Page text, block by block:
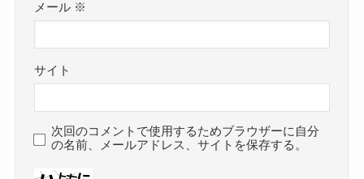
メール ※
サイト
次回のコメントで使用するためブラウザーに自分
の名前、メールアドレス、サイトを保存する。